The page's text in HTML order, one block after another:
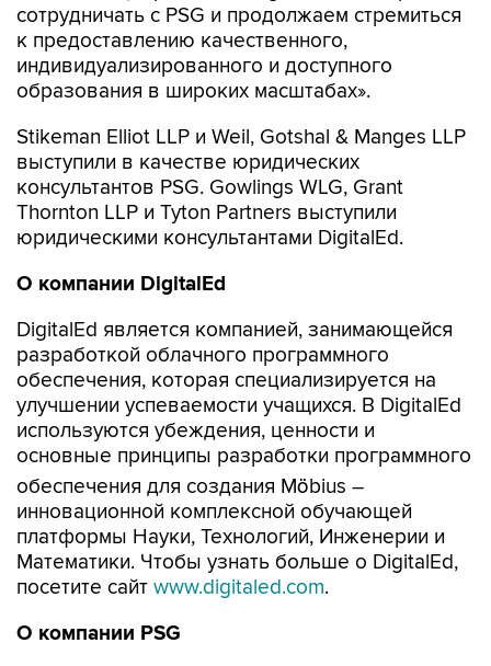
сотрудничать с PSG и продолжаем стремиться
к предоставлению качественного,
индивидуализированного и доступного
образования в широких масштабах».
Stikeman Elliot LLP и Weil, Gotshal & Manges LLP
выступили в качестве юридических
консультантов PSG. Gowlings WLG, Grant
Thornton LLP и Tyton Partners выступили
юридическими консультантами DigitalEd.
О компании DigitalEd
DigitalEd является компанией, занимающейся
разработкой облачного программного
обеспечения, которая специализируется на
улучшении успеваемости учащихся. В DigitalEd
используются убеждения, ценности и
основные принципы разработки программного
обеспечения для создания Möbius –
инновационной комплексной обучающей
платформы Науки, Технологий, Инженерии и
Математики. Чтобы узнать больше о DigitalEd,
посетите сайт www.digitaled.com.
О компании PSG